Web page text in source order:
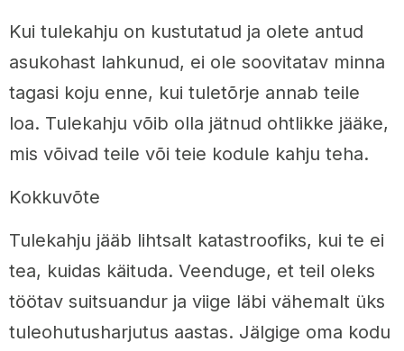
Kui tulekahju on kustutatud ja olete antud
asukohast lahkunud, ei ole soovitatav minna
tagasi koju enne, kui tuletõrje annab teile
loa. Tulekahju võib olla jätnud ohtlikke jääke,
mis võivad teile või teie kodule kahju teha.
Kokkuvõte
Tulekahju jääb lihtsalt katastroofiks, kui te ei
tea, kuidas käituda. Veenduge, et teil oleks
töötav suitsuandur ja viige läbi vähemalt üks
tuleohutusharjutus aastas. Jälgige oma kodu